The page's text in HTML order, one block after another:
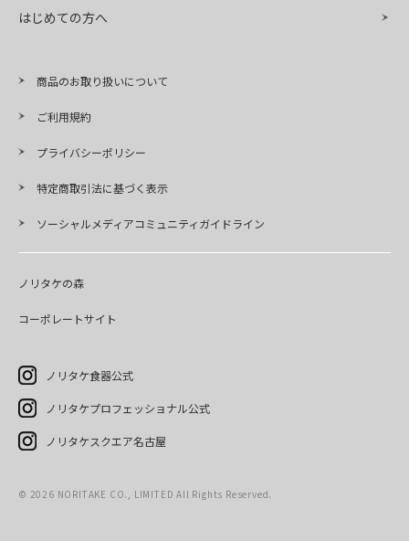
はじめての方へ
商品のお取り扱いについて
ご利用規約
プライバシーポリシー
特定商取引法に基づく表示
ソーシャルメディアコミュニティガイドライン
ノリタケの森
コーポレートサイト
ノリタケ食器公式
ノリタケプロフェッショナル公式
ノリタケスクエア名古屋
© 2026 NORITAKE CO., LIMITED All Rights Reserved.